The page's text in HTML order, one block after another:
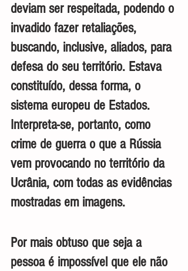
deviam ser respeitada, podendo o
invadido fazer retaliações,
buscando, inclusive, aliados, para
defesa do seu território. Estava
constituído, dessa forma, o
sistema europeu de Estados.
Interpreta-se, portanto, como
crime de guerra o que a Rússia
vem provocando no território da
Ucrânia, com todas as evidências
mostradas em imagens.
Por mais obtuso que seja a
pessoa é impossível que ele não